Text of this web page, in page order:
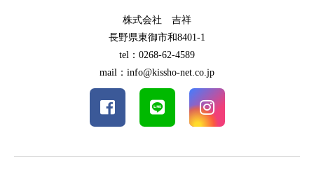
株式会社 吉祥
長野県東御市和8401-1
tel：0268-62-4589
mail：info@kissho-net.co.jp